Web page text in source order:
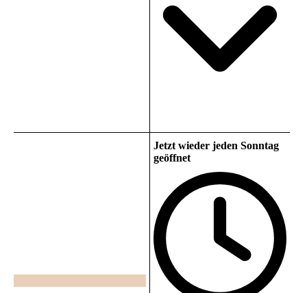
Jetzt wieder jeden Sonntag
geöffnet